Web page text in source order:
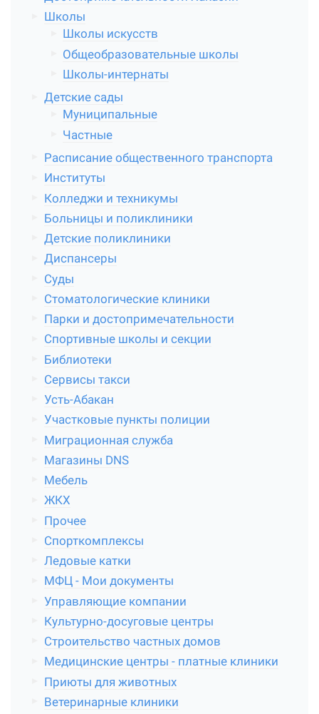
Школы
Школы искусств
Общеобразовательные школы
Школы-интернаты
Детские сады
Муниципальные
Частные
Расписание общественного транспорта
Институты
Колледжи и техникумы
Больницы и поликлиники
Детские поликлиники
Диспансеры
Суды
Стоматологические клиники
Парки и достопримечательности
Спортивные школы и секции
Библиотеки
Сервисы такси
Усть-Абакан
Участковые пункты полиции
Миграционная служба
Магазины DNS
Мебель
ЖКХ
Прочее
Спорткомплексы
Ледовые катки
МФЦ - Мои документы
Управляющие компании
Культурно-досуговые центры
Строительство частных домов
Медицинские центры - платные клиники
Приюты для животных
Ветеринарные клиники